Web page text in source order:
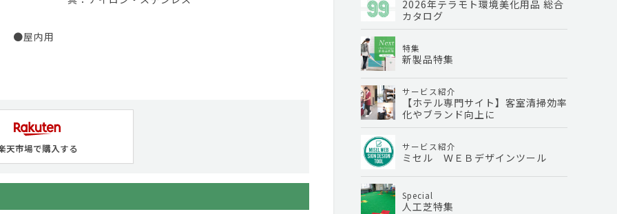
●屋内用
天市場で購入する
2026年テラモト環境美化用品 総合
カタログ
特集
新製品特集
サービス紹介
【ホテル専門サイト】客室清掃効率
化やブランド向上に
サービス紹介
ミセル ＷＥＢデザインツール
Special
人工芝特集